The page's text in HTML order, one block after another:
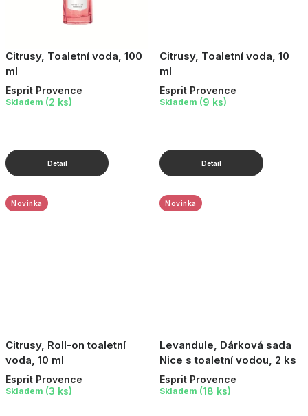
Citrusy, Toaletní voda, 100
ml
Esprit Provence
Skladem (2 ks)
Citrusy, Toaletní voda, 10
ml
Esprit Provence
Skladem (9 ks)
Citrusy, Roll-on toaletní
voda, 10 ml
Novinka
Esprit Provence
Skladem (3 ks)
Levandule, Dárková sada
Nice s toaletní vodou, 2 ks
Novinka
Esprit Provence
Skladem (18 ks)